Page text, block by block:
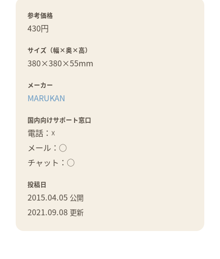
参考価格
430円
サイズ（幅×奥×高）
380×380×55mm
メーカー
MARUKAN
国内向けサポート窓口
電話：☓
メール：○
チャット：○
投稿日
2015.04.05 公開
2021.09.08 更新